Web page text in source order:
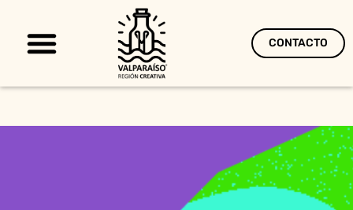
CONTACTO